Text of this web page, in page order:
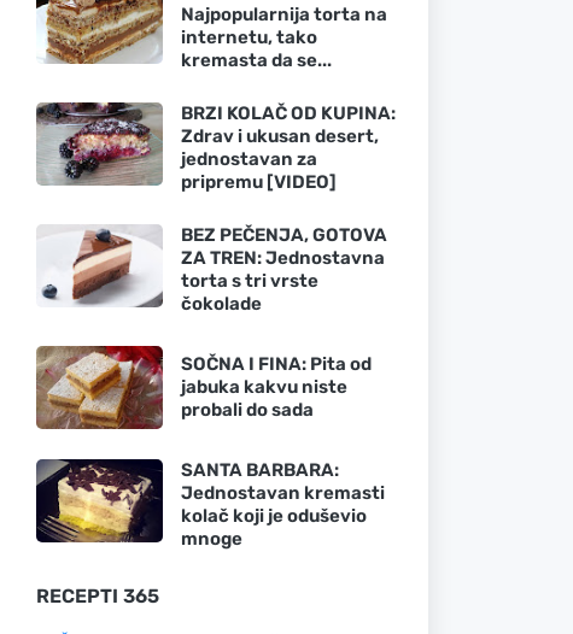
Najpopularnija torta na
internetu, tako
kremasta da se...
BRZI KOLAČ OD KUPINA:
Zdrav i ukusan desert,
jednostavan za
pripremu [VIDEO]
BEZ PEČENJA, GOTOVA
ZA TREN: Jednostavna
torta s tri vrste
čokolade
SOČNA I FINA: Pita od
jabuka kakvu niste
probali do sada
SANTA BARBARA:
Jednostavan kremasti
kolač koji je oduševio
mnoge
RECEPTI 365